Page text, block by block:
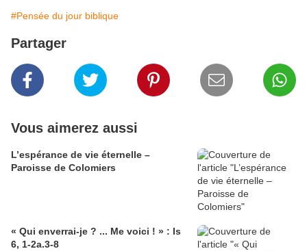
#Pensée du jour biblique
Partager
Vous aimerez aussi
L’espérance de vie éternelle –
Paroisse de Colomiers
« Qui enverrai-je ? ... Me voici ! » : Is
6, 1-2a.3-8